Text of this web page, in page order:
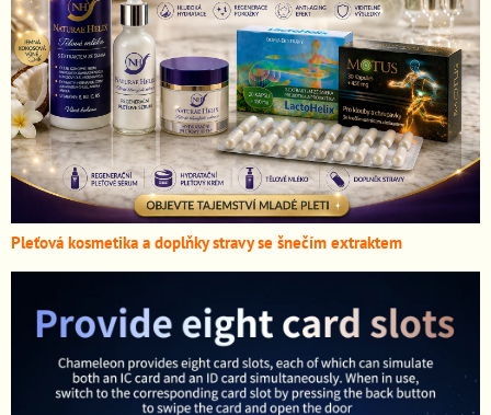
Pleťová kosmetika a doplňky stravy se šnečím extraktem